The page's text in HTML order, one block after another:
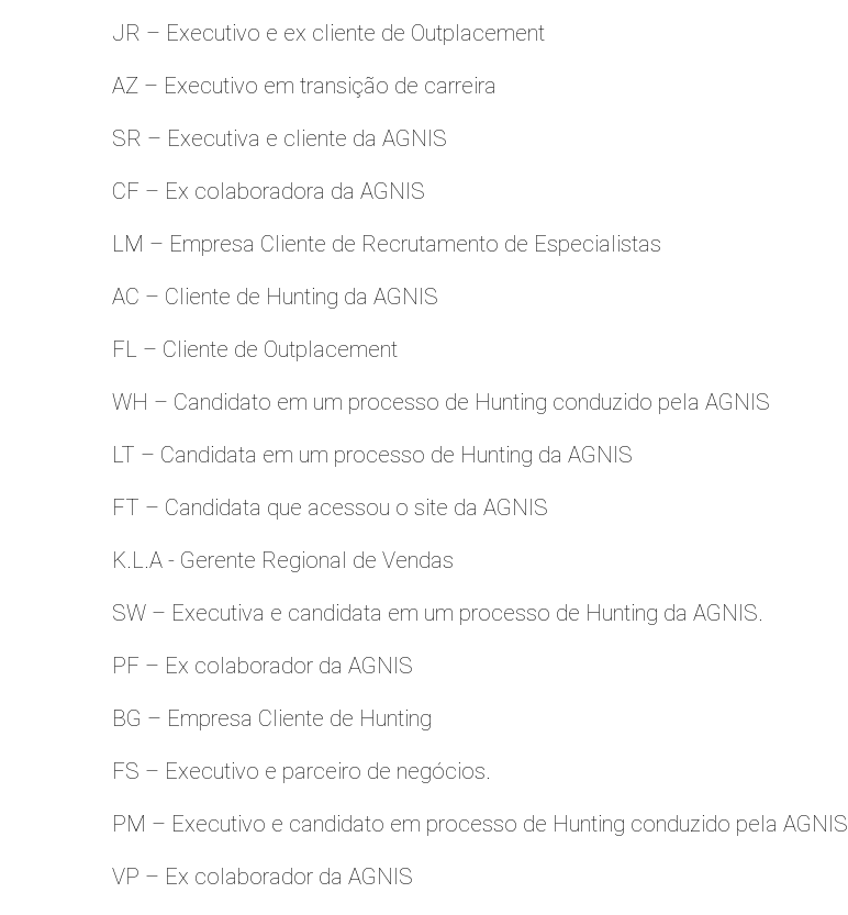
JR – Executivo e ex cliente de Outplacement
AZ – Executivo em transição de carreira
SR – Executiva e cliente da AGNIS
CF – Ex colaboradora da AGNIS
LM – Empresa Cliente de Recrutamento de Especialistas
AC – Cliente de Hunting da AGNIS
FL – Cliente de Outplacement
WH – Candidato em um processo de Hunting conduzido pela AGNIS
LT – Candidata em um processo de Hunting da AGNIS
FT – Candidata que acessou o site da AGNIS
K.L.A - Gerente Regional de Vendas
SW – Executiva e candidata em um processo de Hunting da AGNIS.
PF – Ex colaborador da AGNIS
BG – Empresa Cliente de Hunting
FS – Executivo e parceiro de negócios.
PM – Executivo e candidato em processo de Hunting conduzido pela AGNIS
VP – Ex colaborador da AGNIS